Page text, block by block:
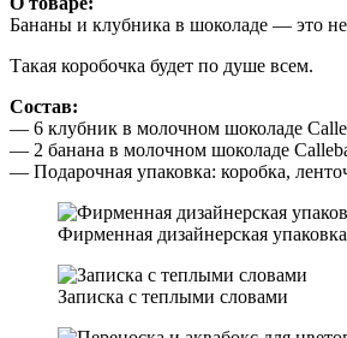
Бананы и клубника в шоколаде — это
Такая коробочка будет по душе всем.
Состав:
— 6 клубник в молочном шоколаде
— 2 банана в молочном шоколаде
— Подарочная упаковка: коробка,
Фирменная дизайнерская упаковка
Записка с теплыми словами